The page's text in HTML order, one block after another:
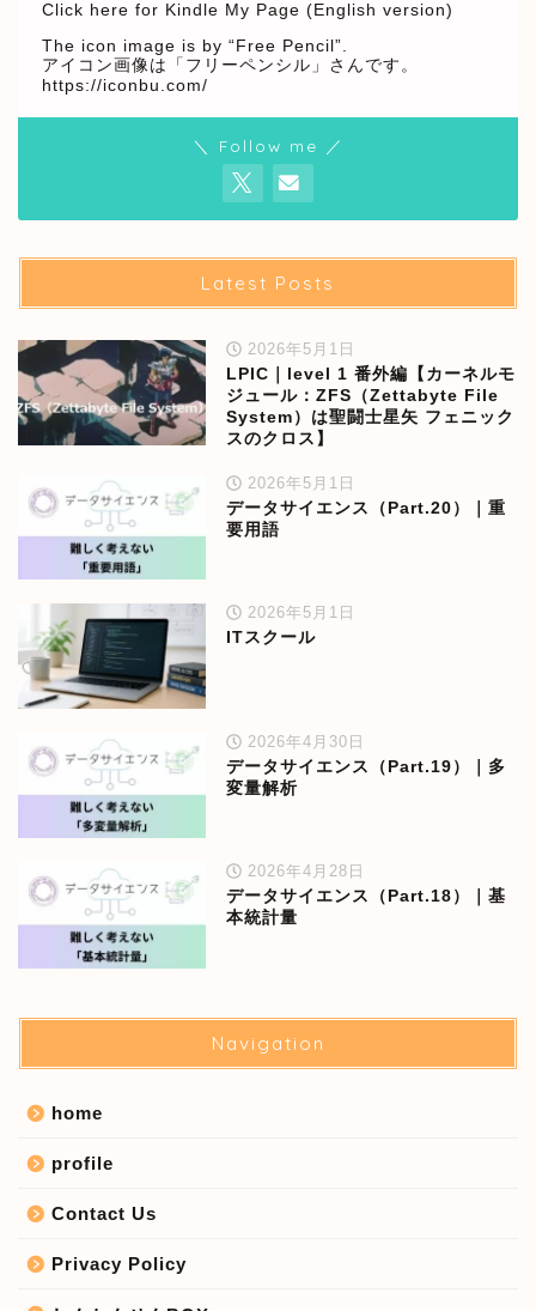
Click here for Kindle My Page (English version)
The icon image is by “Free Pencil”.
アイコン画像は「フリーペンシル」さんです。
https://iconbu.com/
＼ Follow me ／
Latest Posts
2026年5月1日
LPIC｜level 1 番外編【カーネルモ
ジュール：ZFS（Zettabyte File
System）は聖闘士星矢 フェニック
スのクロス】
2026年5月1日
データサイエンス（Part.20）｜重
要用語
2026年5月1日
ITスクール
2026年4月30日
データサイエンス（Part.19）｜多
変量解析
2026年4月28日
データサイエンス（Part.18）｜基
本統計量
Navigation
home
profile
Contact Us
Privacy Policy